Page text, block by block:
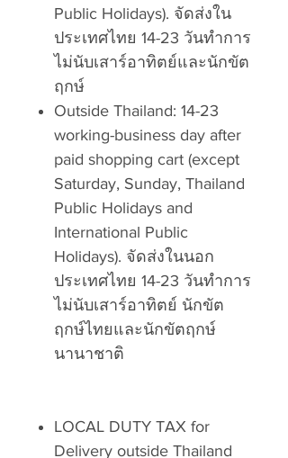
Public Holidays). จัดส่งใน
ประเทศไทย 14-23 วันทำการ
ไม่นับเสาร์อาทิตย์และนักขัต
ฤกษ์
Outside Thailand: 14-23
working-business day after
paid shopping cart (except
Saturday, Sunday, Thailand
Public Holidays and
International Public
Holidays). จัดส่งในนอก
ประเทศไทย 14-23 วันทำการ
ไม่นับเสาร์อาทิตย์ นักขัต
ฤกษ์ไทยและนักขัตฤกษ์
นานาชาติ
LOCAL DUTY TAX for
Delivery outside Thailand